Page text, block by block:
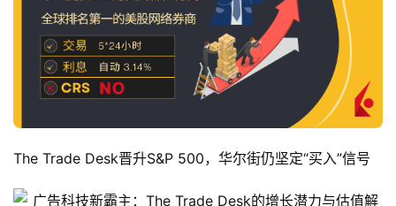
The Trade Desk晋升S&P 500，华尔街仍坚定“买入”信号